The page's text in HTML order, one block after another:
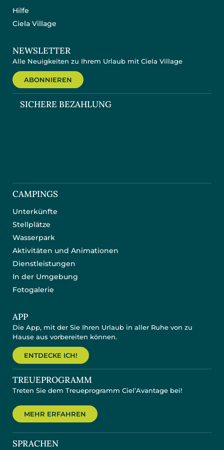
Hilfe
Ciela Village
NEWSLETTER
Alle Neuigkeiten zu Ihrem Urlaub mit Ciela Village
ABONNIEREN
SICHERE BEZAHLUNG
CAMPINGS
Unterkünfte
Stellplätze
Wasserpark
Aktivitäten und Animationen
Dienstleistungen
In der Umgebung
Fotogalerie
APP
Die App, mit der Sie Ihren Urlaub in aller Ruhe von zu
Hause aus vorbereiten können.
ENTDECKE ICH!
TREUEPROGRAMM
Treten Sie dem Treueprogramm Ciel’Avantage bei!
MEHR ERFAHREN
SPRACHEN